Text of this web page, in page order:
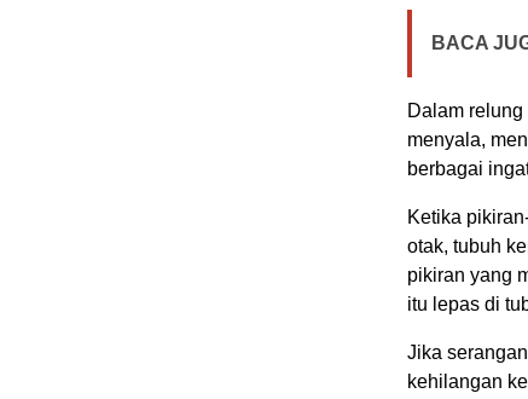
BACA
Dalam
menyala,
berbagai
Ketika
otak, tubuh
pikiran yang
itu lepas di
Jika
kehilangan